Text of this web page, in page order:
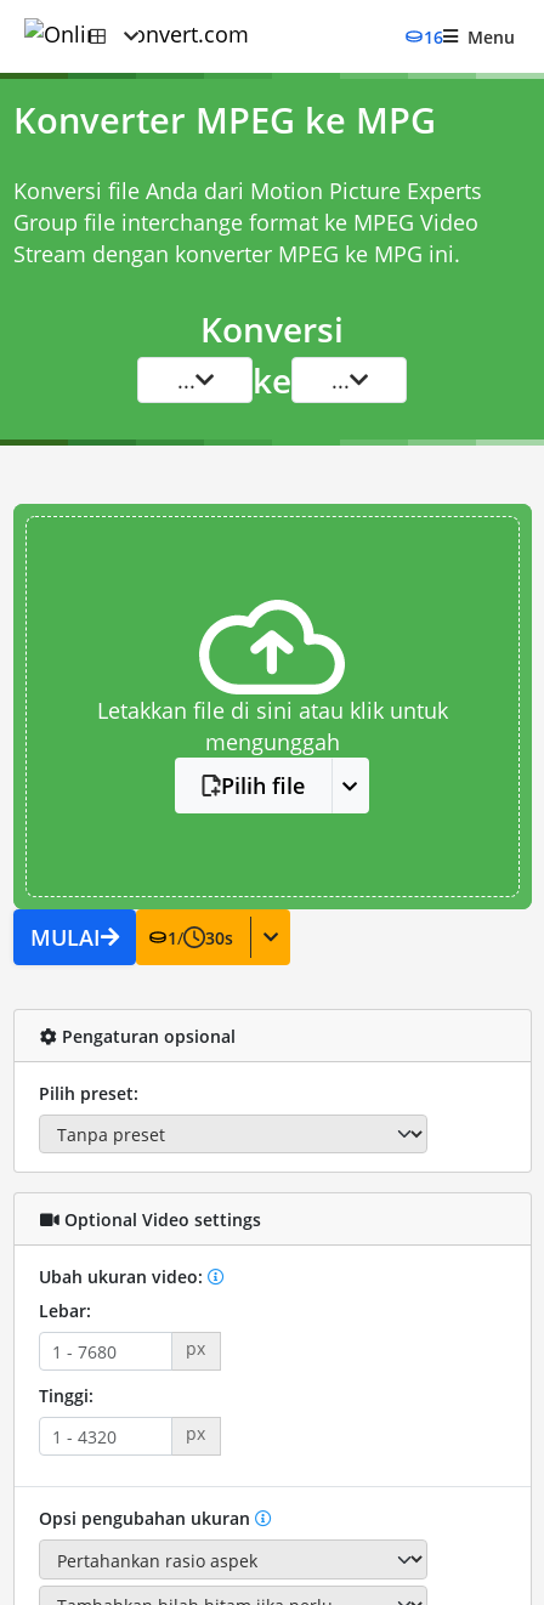
16 Menu
Konverter MPEG ke MPG
Konversi file Anda dari Motion Picture Experts
Group file interchange format ke MPEG Video
Stream dengan konverter MPEG ke MPG ini.
Konversi
... ke ...
Letakkan file di sini atau klik untuk
mengunggah
Pilih file
MULAI 1/ 30s
Pengaturan opsional
Pilih preset:
Optional Video settings
Ubah ukuran video:
Lebar:
px
Tinggi:
px
Opsi pengubahan ukuran